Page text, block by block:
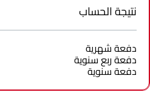
نتيجة الحساب
دفعة شهرية
دفعة ربع سنوية
دفعة سنوية